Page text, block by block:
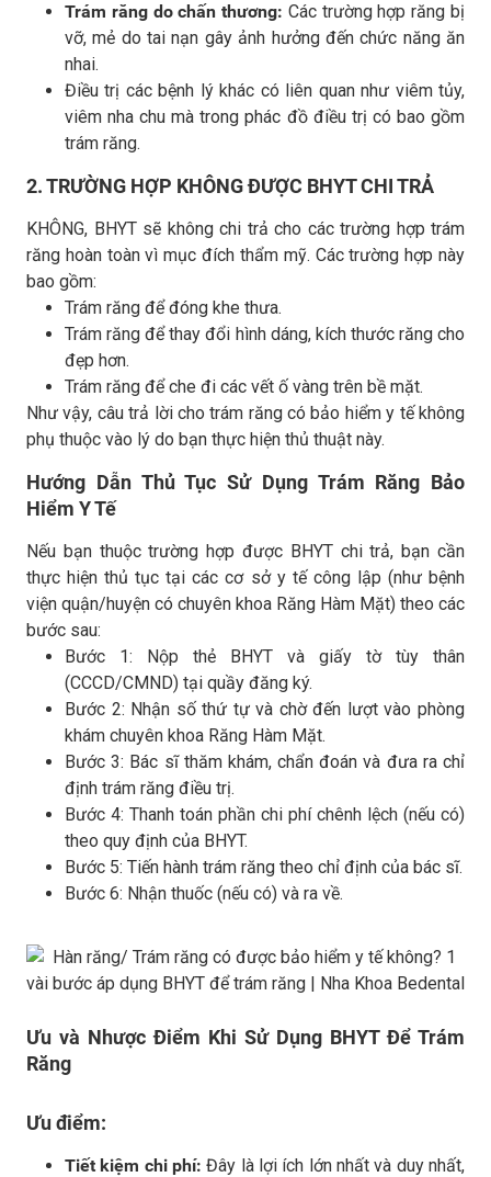
Trám răng do chấn thương: Các trường hợp răng bị
vỡ, mẻ do tai nạn gây ảnh hưởng đến chức năng ăn
nhai.
Điều trị các bệnh lý khác có liên quan như viêm tủy,
viêm nha chu mà trong phác đồ điều trị có bao gồm
trám răng.
2. TRƯỜNG HỢP KHÔNG ĐƯỢC BHYT CHI TRẢ
KHÔNG, BHYT sẽ không chi trả cho các trường hợp trám
răng hoàn toàn vì mục đích thẩm mỹ. Các trường hợp này
bao gồm:
Trám răng để đóng khe thưa.
Trám răng để thay đổi hình dáng, kích thước răng cho
đẹp hơn.
Trám răng để che đi các vết ố vàng trên bề mặt.
Như vậy, câu trả lời cho trám răng có bảo hiểm y tế không
phụ thuộc vào lý do bạn thực hiện thủ thuật này.
Hướng Dẫn Thủ Tục Sử Dụng Trám Răng Bảo
Hiểm Y Tế
Nếu bạn thuộc trường hợp được BHYT chi trả, bạn cần
thực hiện thủ tục tại các cơ sở y tế công lập (như bệnh
viện quận/huyện có chuyên khoa Răng Hàm Mặt) theo các
bước sau:
Bước 1: Nộp thẻ BHYT và giấy tờ tùy thân
(CCCD/CMND) tại quầy đăng ký.
Bước 2: Nhận số thứ tự và chờ đến lượt vào phòng
khám chuyên khoa Răng Hàm Mặt.
Bước 3: Bác sĩ thăm khám, chẩn đoán và đưa ra chỉ
định trám răng điều trị.
Bước 4: Thanh toán phần chi phí chênh lệch (nếu có)
theo quy định của BHYT.
Bước 5: Tiến hành trám răng theo chỉ định của bác sĩ.
Bước 6: Nhận thuốc (nếu có) và ra về.
Ưu và Nhược Điểm Khi Sử Dụng BHYT Để Trám
Răng
Ưu điểm:
Tiết kiệm chi phí:Đây là lợi ích lớn nhất và duy nhất,